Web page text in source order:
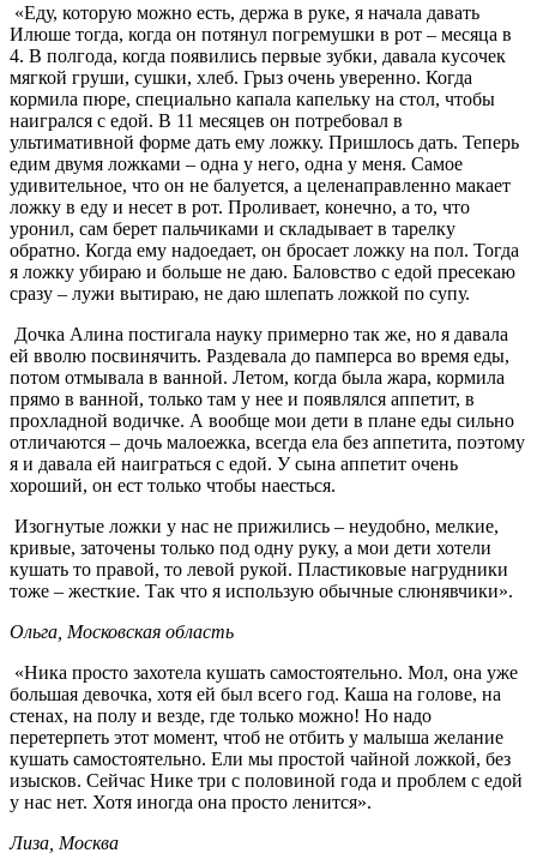
«Еду, которую можно есть, держа в руке, я начала давать
Илюше тогда, когда он потянул погремушки в рот – месяца в
4. В полгода, когда появились первые зубки, давала кусочек
мягкой груши, сушки, хлеб. Грыз очень уверенно. Когда
кормила пюре, специально капала капельку на стол, чтобы
наигрался с едой. В 11 месяцев он потребовал в
ультимативной форме дать ему ложку. Пришлось дать. Теперь
едим двумя ложками – одна у него, одна у меня. Самое
удивительное, что он не балуется, а целенаправленно макает
ложку в еду и несет в рот. Проливает, конечно, а то, что
уронил, сам берет пальчиками и складывает в тарелку
обратно. Когда ему надоедает, он бросает ложку на пол. Тогда
я ложку убираю и больше не даю. Баловство с едой пресекаю
сразу – лужи вытираю, не даю шлепать ложкой по супу.
Дочка Алина постигала науку примерно так же, но я давала
ей вволю посвинячить. Раздевала до памперса во время еды,
потом отмывала в ванной. Летом, когда была жара, кормила
прямо в ванной, только там у нее и появлялся аппетит, в
прохладной водичке. А вообще мои дети в плане еды сильно
отличаются – дочь малоежка, всегда ела без аппетита, поэтому
я и давала ей наиграться с едой. У сына аппетит очень
хороший, он ест только чтобы наесться.
Изогнутые ложки у нас не прижились – неудобно, мелкие,
кривые, заточены только под одну руку, а мои дети хотели
кушать то правой, то левой рукой. Пластиковые нагрудники
тоже – жесткие. Так что я использую обычные слюнявчики».
Ольга, Московская область
«Ника просто захотела кушать самостоятельно. Мол, она уже
большая девочка, хотя ей был всего год. Каша на голове, на
стенах, на полу и везде, где только можно! Но надо
перетерпеть этот момент, чтоб не отбить у малыша желание
кушать самостоятельно. Ели мы простой чайной ложкой, без
изысков. Сейчас Нике три с половиной года и проблем с едой
у нас нет. Хотя иногда она просто ленится».
Лиза, Москва